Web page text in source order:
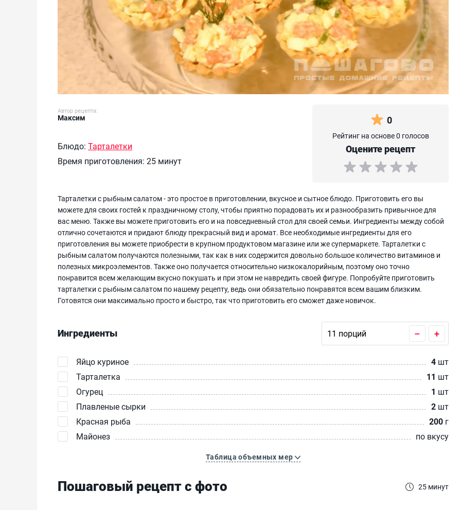
Автор рецепта:
Максим
Блюдо: Тарталетки
Время приготовления: 25 минут
0
Рейтинг на основе 0 голосов
Оцените рецепт
Тарталетки с рыбным салатом - это простое в приготовлении, вкусное и сытное блюдо. Приготовить его вы
можете для своих гостей к праздничному столу, чтобы приятно порадовать их и разнообразить привычное для
вас меню. Также вы можете приготовить его и на повседневный стол для своей семьи. Ингредиенты между собой
отлично сочетаются и придают блюду прекрасный вид и аромат. Все необходимые ингредиенты для его
приготовления вы можете приобрести в крупном продуктовом магазине или же супермаркете. Тарталетки с
рыбным салатом получаются полезными, так как в них содержится довольно большое количество витаминов и
полезных микроэлементов. Также оно получается относительно низкокалорийным, поэтому оно точно
понравится всем желающим вкусно покушать и при этом не навредить своей фигуре. Попробуйте приготовить
тарталетки с рыбным салатом по нашему рецепту, ведь они обязательно понравятся всем вашим близким.
Готовятся они максимально просто и быстро, так что приготовить его сможет даже новичок.
Ингредиенты – +
Яйцо куриное 4 шт
Тарталетка
11 шт
Огурец
1 шт
Плавленые сырки
2 шт
Красная рыба
200 г
Майонез
по вкусу
Таблица объемных мер
Пошаговый рецепт с фото 25 минут